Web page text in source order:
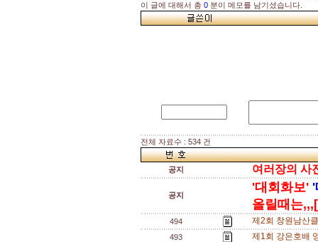
이 글에 대해서 총 0 분이 메모를 남기셨습니다.
전체 자료수 : 534 건
공지 여러장의 사
공지
'대회화보' '
올릴때는
494 제2회 창원남산
493 제1회 강은호배